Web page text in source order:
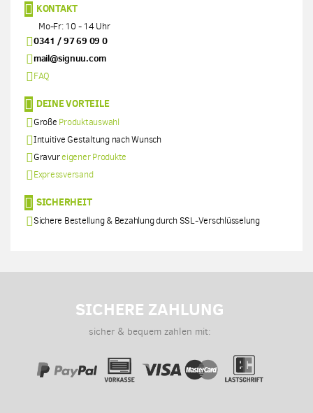
KONTAKT
Mo-Fr: 10 - 14 Uhr
0341 / 97 69 09 0
mail@signuu.com
FAQ
DEINE VORTEILE
Große Produktauswahl
Intuitive Gestaltung nach Wunsch
Gravureigener Produkte
Expressversand
SICHERHEIT
Sichere Bestellung & Bezahlung durch SSL-Verschlüsselung
SICHERE ZAHLUNG
sicher & bequem zahlen mit: